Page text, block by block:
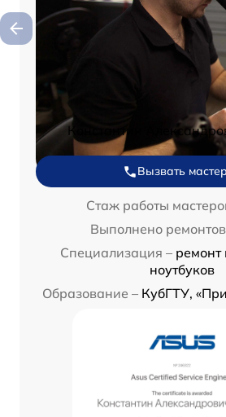
Константин
Вызвать
Стаж работы
Выполнено
Специализация – ремонт
ноутбуков
Образование – КубГТУ,